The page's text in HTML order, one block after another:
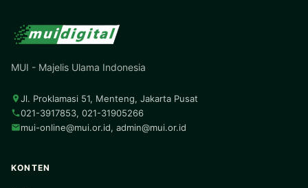
MUI - Majelis Ulama Indonesia
Jl. Proklamasi 51, Menteng, Jakarta Pusat
021-3917853, 021-31905266
mui-online@mui.or.id, admin@mui.or.id
KONTEN